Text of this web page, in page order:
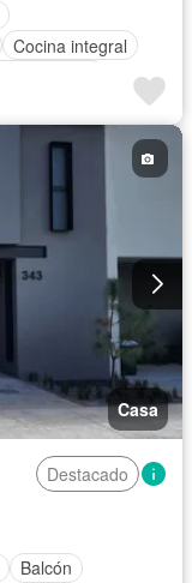
Cocina integral
Casa
Destacado
Balcón